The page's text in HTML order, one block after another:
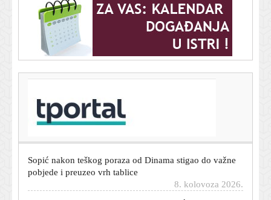
Hrvatska u Zagrebu nakon drame svladala Srbiju za
finale Svjetskog prvenstva
pobjede i preuzeo vrh tablice
Koncerti na udaru klimatskog pakla: Bit će radikalnih